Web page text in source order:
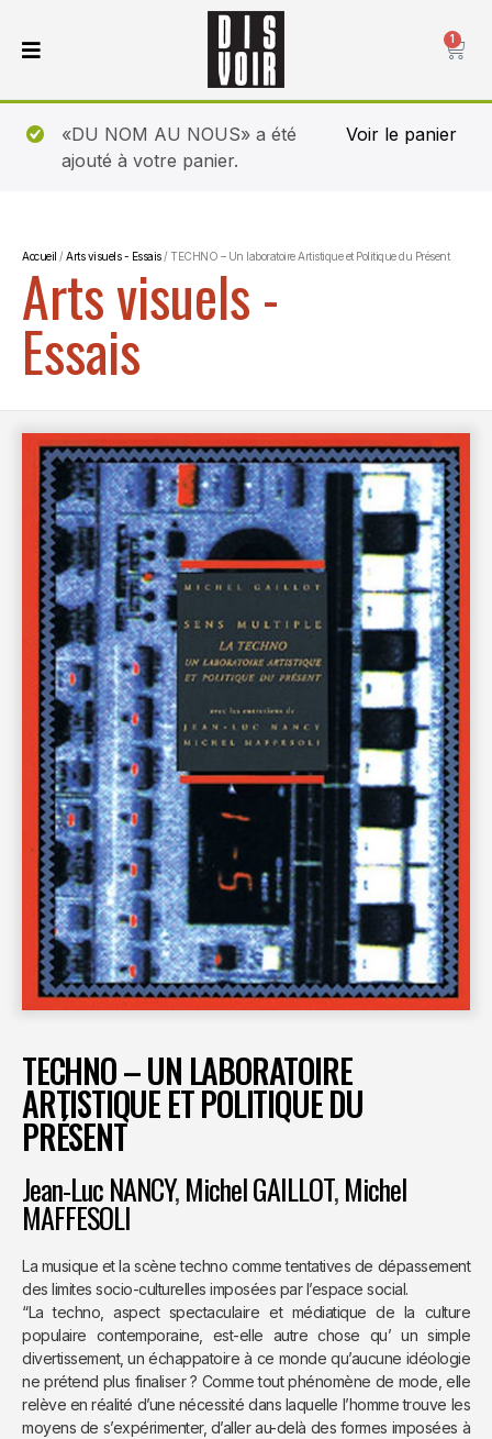
1
Voir le panier
«DU NOM AU NOUS» a été
ajouté à votre panier.
Accueil / Arts visuels - Essais/ TECHNO – Un laboratoire Artistique et Politique du Présent
Arts visuels -
Essais
TECHNO – UN LABORATOIRE
ARTISTIQUE ET POLITIQUE DU
PRÉSENT
Jean-Luc NANCY,Michel GAILLOT,Michel
MAFFESOLI
La musique et la scène techno comme tentatives de dépassement
des limites socio-culturelles imposées par l’espace social.
“La techno, aspect spectaculaire et médiatique de la culture
populaire contemporaine, est-elle autre chose qu’ un simple
divertissement, un échappatoire à ce monde qu’aucune idéologie
ne prétend plus finaliser ? Comme tout phénomène de mode, elle
relève en réalité d’une nécessité dans laquelle l’homme trouve les
moyens de s’expérimenter, d’aller au-delà des formes imposées à